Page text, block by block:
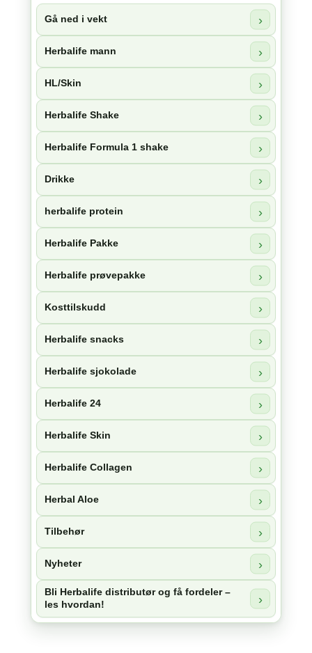
Gå ned i vekt
Herbalife mann
HL/Skin
Herbalife Shake
Herbalife Formula 1 shake
Drikke
herbalife protein
Herbalife Pakke
Herbalife prøvepakke
Kosttilskudd
Herbalife snacks
Herbalife sjokolade
Herbalife 24
Herbalife Skin
Herbalife Collagen
Herbal Aloe
Tilbehør
Nyheter
Bli Herbalife distributør og få fordeler –
les hvordan!